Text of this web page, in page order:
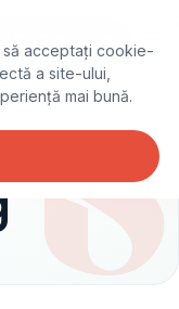
online
acceptați cookie-
a site-ului,
mai bună.